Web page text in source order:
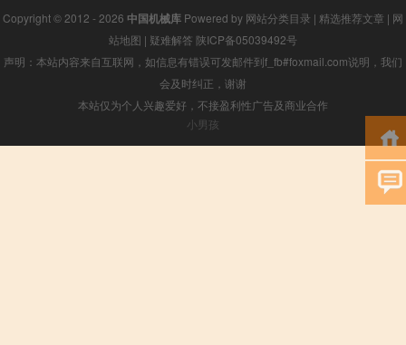
Copyright © 2012 - 2026 中国机械库 Powered by 网站分类目录 | 精选推荐文章 | 网
站地图 | 疑难解答 陕ICP备05039492号
声明：本站内容来自互联网，如信息有错误可发邮件到f_fb#foxmail.com说明，我们
会及时纠正，谢谢
本站仅为个人兴趣爱好，不接盈利性广告及商业合作
小男孩